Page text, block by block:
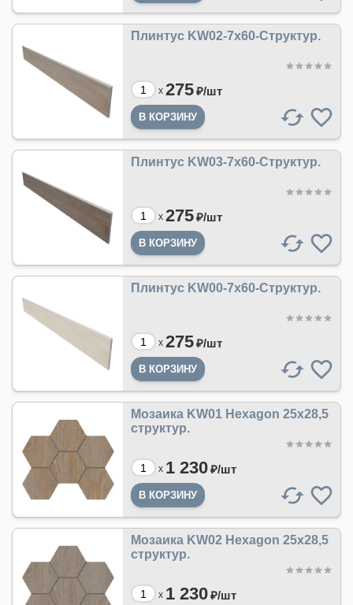
Плинтус KW02-7x60-Структур.
x 275₽/шт
Плинтус KW03-7x60-Структур.
x 275₽/шт
Плинтус KW00-7x60-Структур.
x 275₽/шт
Мозаика KW01 Hexagon 25x28,5
структур.
x 1 230₽/шт
Мозаика KW02 Hexagon 25x28,5
структур.
x 1 230₽/шт